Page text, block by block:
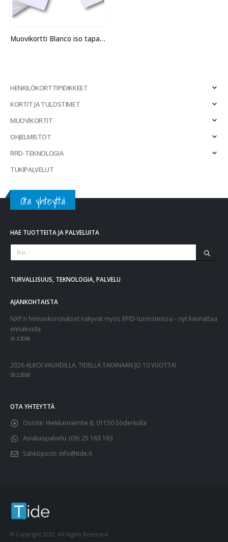
Muovikortti Blanco iso tapahtumakortti
HENKILÖKORTTIPIDIKKEET
KORTIT JA TULOSTIMET
MUOVIKORTIT
OHJELMISTOT
RFID-TEKNOLOGIA
TUKIPALVELUT
Ota yhteyttä
HAE TUOTTEITA JA PALVELUITA
TURVALLISUUS, TEKNOLOGIA, PALVELU
AJANKOHTAISTA
NXP:n hinnankorotukset näkyvät myös RFID-tunnisteissa – nyt kannattaa
ennakoida
31.3.2026
2026 ALKOI VAUHDILLA, TIDELLÄ TAKANAAN JO 10 VUOTTA!
20.2.2026
OTA YHTEYTTÄ
Osoite: Hiekkamäentie 8, 01150 Söderkulla
Asiakaspalvelu: (09) 25 163 163
Sähköposti: info@tide.fi
© Copyright 2022. All Rights Reserved.